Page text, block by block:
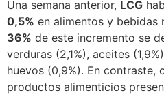
Una semana anterior, LCG
0,5% en alimentos y bebidas
36% de este incremento se
verduras (2,1%), aceites
huevos (0,9%). En contraste,
productos alimenticios